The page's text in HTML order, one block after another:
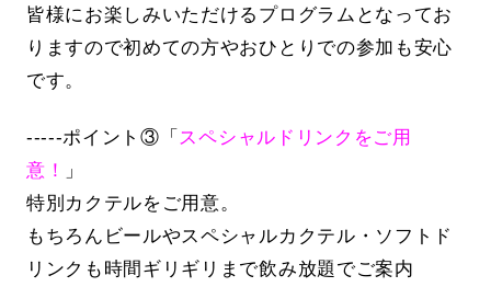
皆様にお楽しみいただけるプログラムとなってお
りますので初めての方やおひとりでの参加も安心
です。
-----ポイント③「 スペシャルドリンクをご用
意！
」
特別カクテルをご用意。
もちろんビールやスペシャルカクテル・ソフトド
リンクも時間ギリギリまで飲み放題でご案内